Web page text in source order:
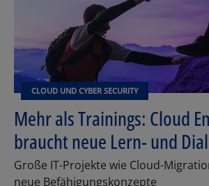
CLOUD UND CYBER SECURITY
Mehr als Trainings: Cloud
braucht neue Lern- und
Große IT-Projekte wie Cloud-
neue Befähigungskonzepte